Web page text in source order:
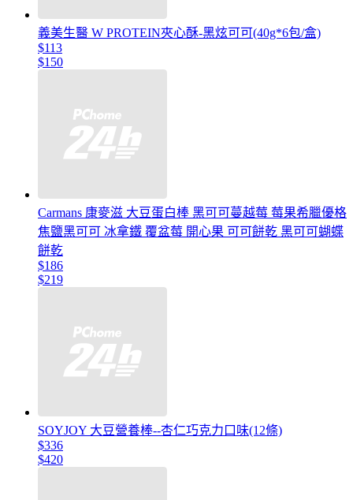
義美生醫 W PROTEIN夾心酥-黑炫可可(40g*6包/盒)
$113
$150
Carmans 康麥滋 大豆蛋白棒 黑可可蔓越莓 莓果希臘優格
焦鹽黑可可 冰拿鐵 覆盆莓 開心果 可可餅乾 黑可可蝴蝶
餅乾
$186
$219
SOYJOY 大豆營養棒--杏仁巧克力口味(12條)
$336
$420